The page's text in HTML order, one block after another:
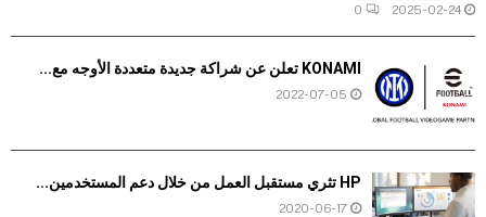
2025-02-24
0
KONAMI تعلن عن شراكة جديدة متعددة الأوجه مع...
2022-07-05
HP تثري مستقبل العمل من خلال دعم المستخدمين...
2020-06-17